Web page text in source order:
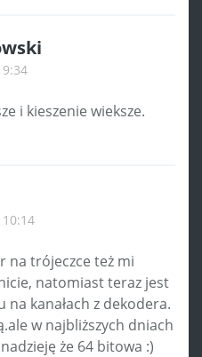
i kieszenie wieksze.
na trójeczce też mi
natomiast teraz jest
kanałach z dekodera.
w najbliższych dniach
że 64 bitowa :)